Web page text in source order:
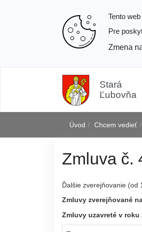
Tento
Pre
Zmena
Stará
Ľubovňa
Úvod Chcem vedieť
Zmluva č.
Ďalšie zverejňovanie (od
Zmluvy zverejňované
Zmluvy uzavreté v roku